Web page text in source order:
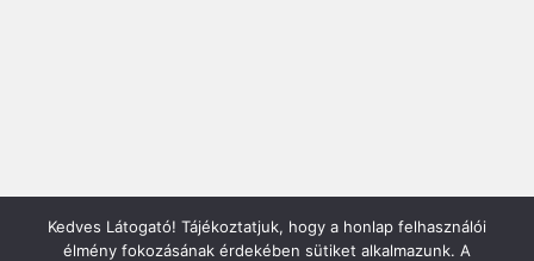
Kedves Látogató! Tájékoztatjuk, hogy a honlap felhasználói
élmény fokozásának érdekében sütiket alkalmazunk. A